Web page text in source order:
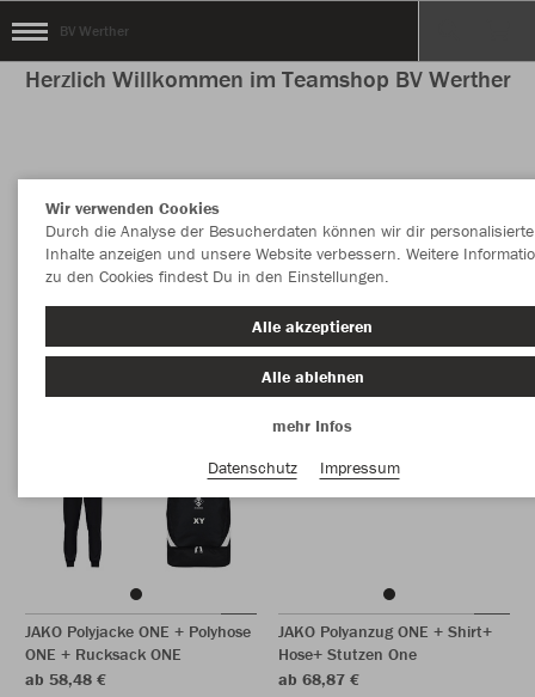
BV Werther
Herzlich Willkommen im Teamshop BV Werther
JAKO Polyjacke ONE + Polyhose
ONE + Rucksack ONE
ab 58,48 €
JAKO Polyanzug ONE + Shirt+
Hose+ Stutzen One
ab 68,87 €
Wir verwenden Cookies
Durch die Analyse der Besucherdaten können wir dir personalisierte
Inhalte anzeigen und unsere Website verbessern. Weitere
zu den Cookies findest Du in den Einstellungen.
Alle akzeptieren
Alle ablehnen
mehr Infos
Datenschutz
Impressum